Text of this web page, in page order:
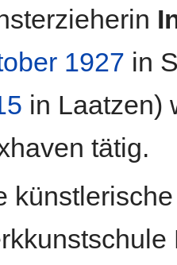
1927 in
in Laatzen)
tätig.